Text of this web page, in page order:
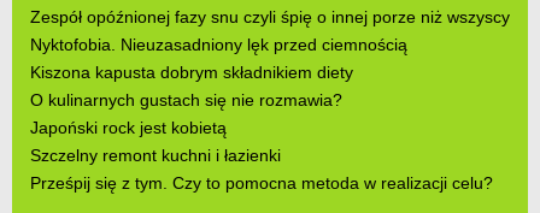
Zespół opóźnionej fazy snu czyli śpię o innej porze niż wszyscy
Nyktofobia. Nieuzasadniony lęk przed ciemnością
Kiszona kapusta dobrym składnikiem diety
O kulinarnych gustach się nie rozmawia?
Japoński rock jest kobietą
Szczelny remont kuchni i łazienki
Prześpij się z tym. Czy to pomocna metoda w realizacji celu?